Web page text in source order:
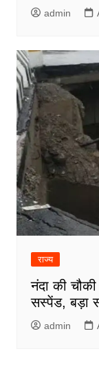
admin
राज्य
नंदा की
सस्पेंड, बड़ा
admin